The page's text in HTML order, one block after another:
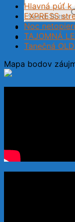
Search Button
Hlavná púť k
EXPRESS
Noc
TAJOMNÁ
Tanečná
Mapa bodov